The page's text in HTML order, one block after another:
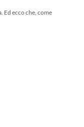
Ed ecco che, come